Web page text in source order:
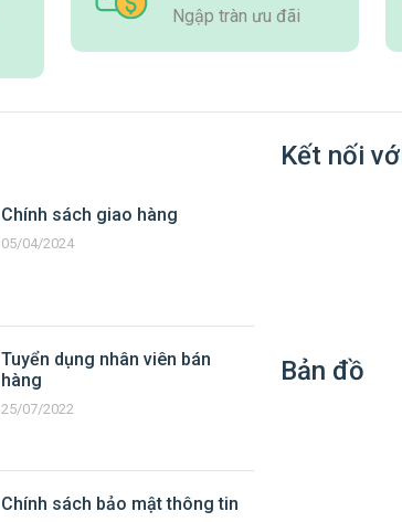
Ngập tràn ưu đãi
Chính sách giao hàng
05/04/2024
Tuyển dụng nhân viên bán
hàng
25/07/2022
Chính sách bảo mật thông tin
Kết nối
Bản đồ